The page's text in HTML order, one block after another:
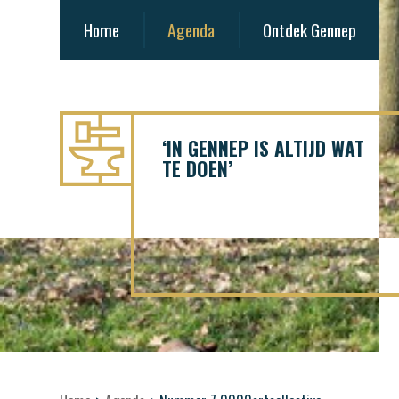
Home Agenda Ontdek Gennep
‘IN GENNEP IS ALTIJD WAT
TE DOEN’